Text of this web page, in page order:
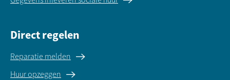
Direct regelen
Reparatie melden
Huur opzeggen